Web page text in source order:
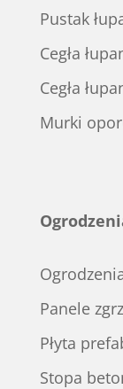
Pustak
Cegła
Cegła
Murki
Panele
Płyta
Stopa